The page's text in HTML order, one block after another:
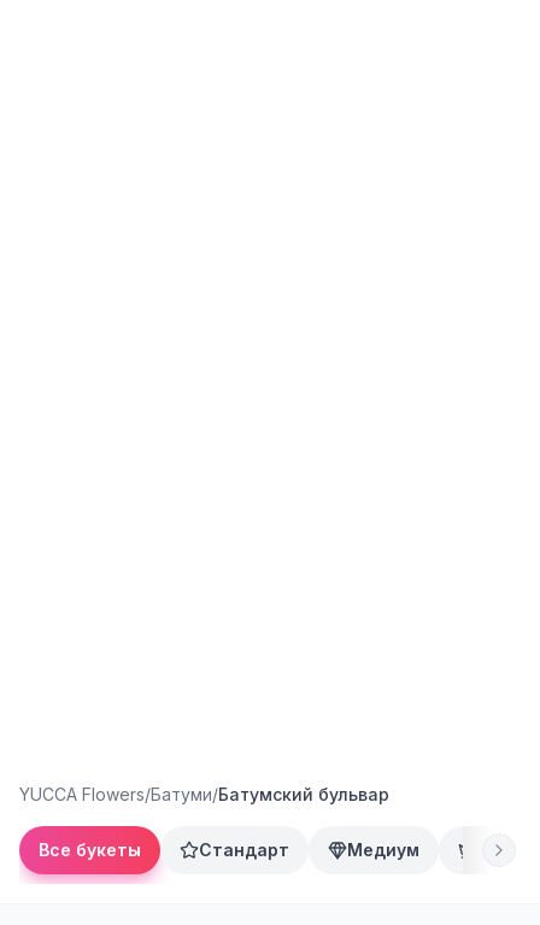
YUCCA Flowers/Батуми/Батумский бульвар
Все букеты Стандарт Медиум